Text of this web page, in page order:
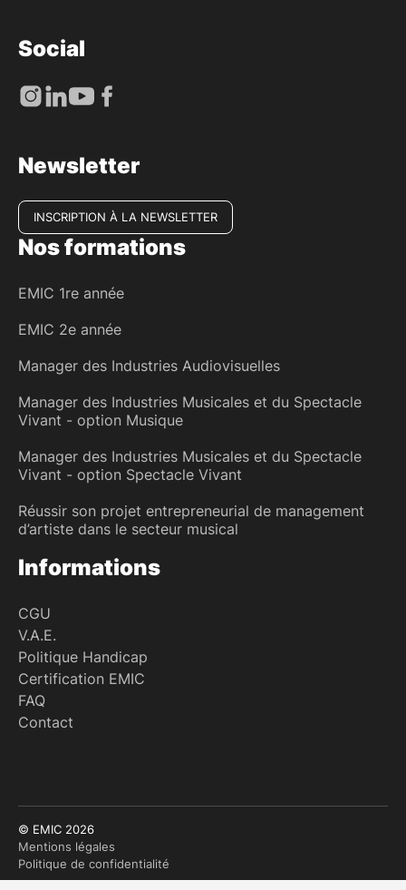
Social
Newsletter
INSCRIPTION À LA NEWSLETTER
Nos formations
EMIC 1re année
EMIC 2e année
Manager des Industries Audiovisuelles
Manager des Industries Musicales et du Spectacle
Vivant - option Musique
Manager des Industries Musicales et du Spectacle
Vivant - option Spectacle Vivant
Réussir son projet entrepreneurial de management
d’artiste dans le secteur musical
Informations
CGU
V.A.E.
Politique Handicap
Certification EMIC
FAQ
Contact
© EMIC 2026
Mentions légales
Politique de confidentialité